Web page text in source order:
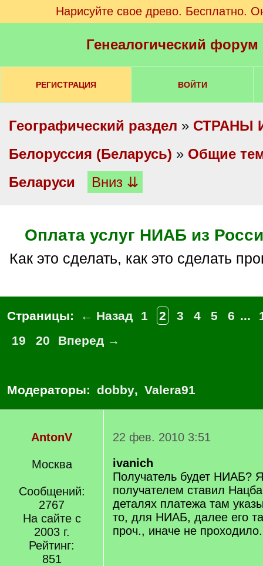
Нарисуйте свое древо. Бесплатно.
Генеалогический
РЕГИСТРАЦИЯ ВОЙТИ
Географический раздел » СТРАНЫ
Белоруссия (Беларусь) » Общие
Беларуси
Вниз ⇊
Оплата услуг НИАБ из
Как это сделать, как это сделать
Страницы: ← Назад 1 2 3 4 5 6 ...
19
20 Вперед →
Модераторы: dobby, Valera91
AntonV
Москва
Сообщений:
2767
На сайте с
2003 г.
Рейтинг:
851
22 фев. 2010 3:51
ivanich
Получатель будет НИАБ?
получателем ставил
деталях платежа там
то, для НИАБ, далее его
проч., иначе не проходило.